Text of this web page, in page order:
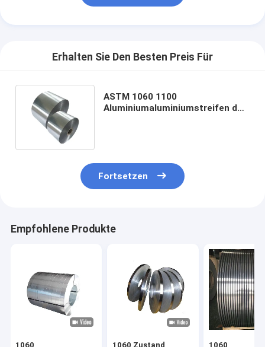
Erhalten Sie Den Besten Preis Für
ASTM 1060 1100
Aluminiumaluminiumstreifen des
Fortsetzen
Empfohlene Produkte
1060 1060 Zustand 1060